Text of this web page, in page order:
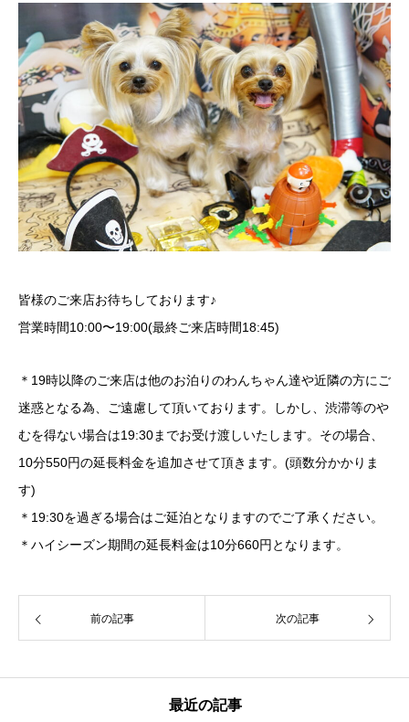
皆様のご来店お待ちしております♪
営業時間10:00〜19:00(最終ご来店時間18:45)
＊19時以降のご来店は他のお泊りのわんちゃん達や近隣の方にご
迷惑となる為、ご遠慮して頂いております。しかし、渋滞等のや
むを得ない場合は19:30までお受け渡しいたします。その場合、
10分550円の延長料金を追加させて頂きます。(頭数分かかりま
す)
＊19:30を過ぎる場合はご延泊となりますのでご了承ください。
＊ハイシーズン期間の延長料金は10分660円となります。
前の記事 次の記事
最近の記事